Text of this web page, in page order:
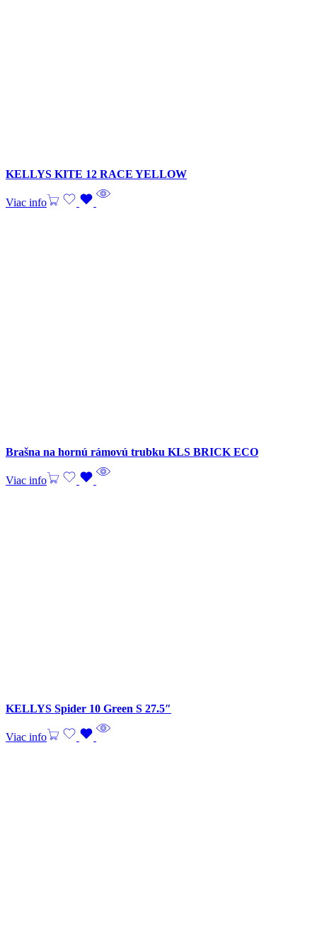
KELLYS KITE 12 RACE YELLOW
Viac info
Brašna na hornú rámovú trubku KLS BRICK ECO
Viac info
KELLYS Spider 10 Green S 27.5″
Viac info